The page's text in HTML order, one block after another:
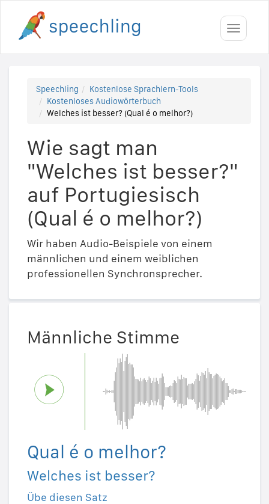
Toggle
Speechling
Kostenlose Sprachlern-Tools
Kostenloses Audiowörterbuch
Welches ist besser? (Qual é o melhor?)
Wie sagt man
"Welches ist besser?"
auf Portugiesisch
(Qual é o melhor?)
Wir haben Audio-Beispiele von einem
männlichen und einem weiblichen
professionellen Synchronsprecher.
Männliche Stimme
Qual é o melhor?
Welches ist besser?
Übe diesen Satz